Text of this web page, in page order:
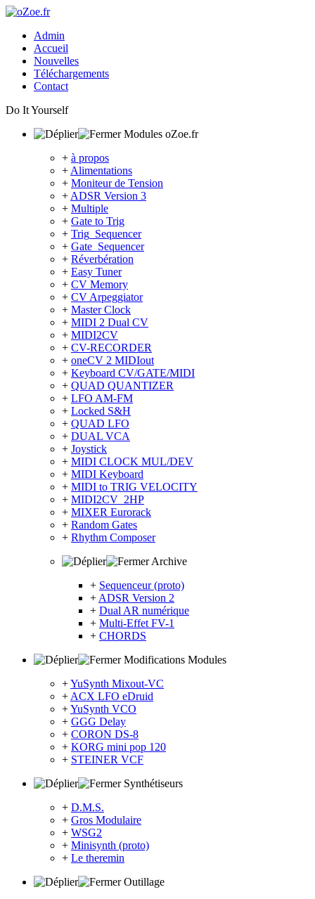
Admin
Accueil
Nouvelles
Téléchargements
Contact
Do It Yourself
Modules oZoe.fr
+ à propos
+ Alimentations
+ Moniteur de Tension
+ ADSR Version 3
+ Multiple
+ Gate to Trig
+ Trig_Sequencer
+ Gate_Sequencer
+ Réverbération
+ Easy Tuner
+ CV Memory
+ CV Arpeggiator
+ Master Clock
+ MIDI 2 Dual CV
+ MIDI2CV
+ CV-RECORDER
+ oneCV 2 MIDIout
+ Keyboard CV/GATE/MIDI
+ QUAD QUANTIZER
+ LFO AM-FM
+ Locked S&H
+ QUAD LFO
+ DUAL VCA
+ Joystick
+ MIDI CLOCK MUL/DEV
+ MIDI Keyboard
+ MIDI to TRIG VELOCITY
+ MIDI2CV_2HP
+ MIXER Eurorack
+ Random Gates
+ Rhythm Composer
Archive
+ Sequenceur (proto)
+ ADSR Version 2
+ Dual AR numérique
+ Multi-Effet FV-1
+ CHORDS
Modifications Modules
+YuSynth Mixout-VC
+ ACX LFO eDruid
+YuSynth VCO
+ GGG Delay
+ CORON DS-8
+ KORG mini pop 120
+ STEINER VCF
Synthétiseurs
+ D.M.S.
+ Gros Modulaire
+ WSG2
+ Minisynth (proto)
+ Le theremin
Outillage